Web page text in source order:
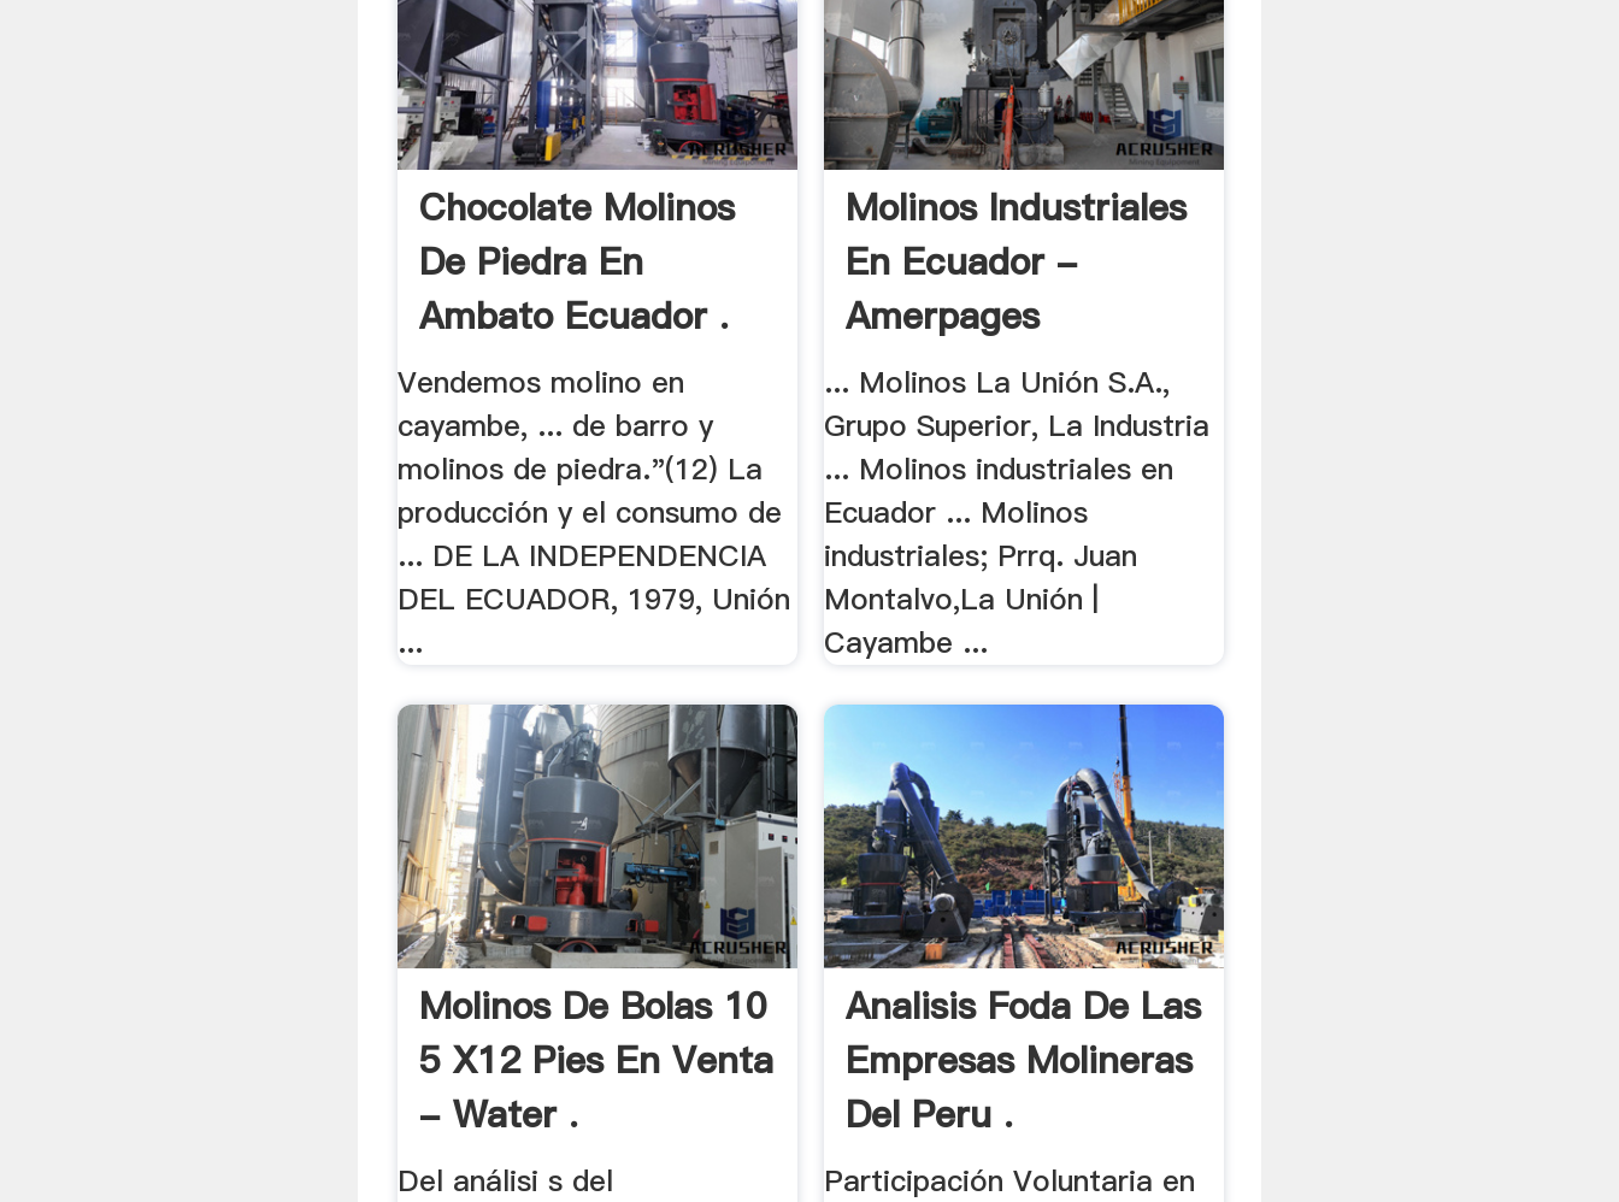
Chocolate Molinos
De Piedra En
Ambato Ecuador .
Vendemos molino en
cayambe, ... de barro y
molinos de piedra."(12) La
producción y el consumo de
... DE LA INDEPENDENCIA
DEL ECUADOR, 1979, Unión
...
Molinos Industriales
En Ecuador -
Amerpages
... Molinos La Unión S.A.,
Grupo Superior, La Industria
... Molinos industriales en
Ecuador ... Molinos
industriales; Prrq. Juan
Montalvo,La Unión |
Cayambe ...
Molinos De Bolas 10
5 X12 Pies En Venta
- Water .
Del análisi s del
Analisis Foda De Las
Empresas Molineras
Del Peru .
Participación Voluntaria en